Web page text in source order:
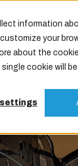
information
your
about the
cookie will
Usługi